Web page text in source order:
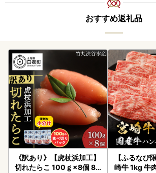
おすすめ返礼品
《訳あり》【虎杖浜加工】
切れたらこ 100ｇ×8個 80
【ふるなび
崎牛 1kg 牛